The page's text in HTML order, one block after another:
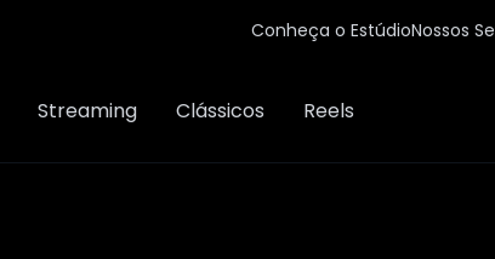
Conheça o EstúdioNossos
Streaming Clássicos Reels